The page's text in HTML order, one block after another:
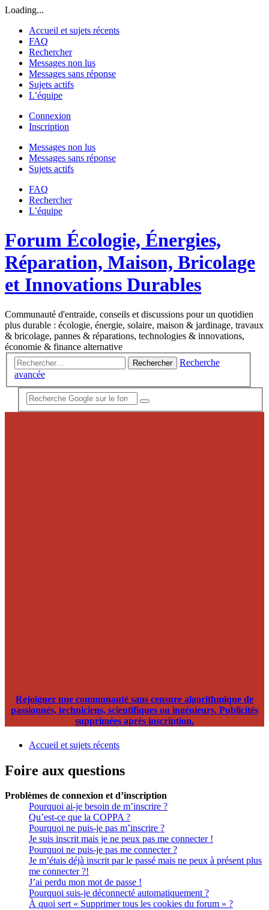
Loading...
Accueil et sujets récents
FAQ
Rechercher
Messages non lus
Messages sans réponse
Sujets actifs
L’équipe
Connexion
Inscription
Messages non lus
Messages sans réponse
Sujets actifs
FAQ
Rechercher
L’équipe
Forum Écologie, Énergies,
Réparation, Maison, Bricolage
et Innovations Durables
Communauté d'entraide, conseils et discussions pour un quotidien
plus durable : écologie, énergie, solaire, maison & jardinage, travaux
& bricolage, pannes & réparations, technologies & innovations,
économie & finance alternative
Rechercher
Recherche
avancée
Rejoignez une communauté sans censure algorithmique de
passionnés, techniciens, scientifiques ou ingénieurs. Publicités
supprimées après inscription.
Accueil et sujets récents
Foire aux questions
Problèmes de connexion et d’inscription
Pourquoi ai-je besoin de m’inscrire ?
Qu’est-ce que la COPPA ?
Pourquoi ne puis-je pas m’inscrire ?
Je suis inscrit mais je ne peux pas me connecter !
Pourquoi ne puis-je pas me connecter ?
Je m’étais déjà inscrit par le passé mais ne peux à présent plus
me connecter ?!
J’ai perdu mon mot de passe !
Pourquoi suis-je déconnecté automatiquement ?
À quoi sert « Supprimer tous les cookies du forum » ?